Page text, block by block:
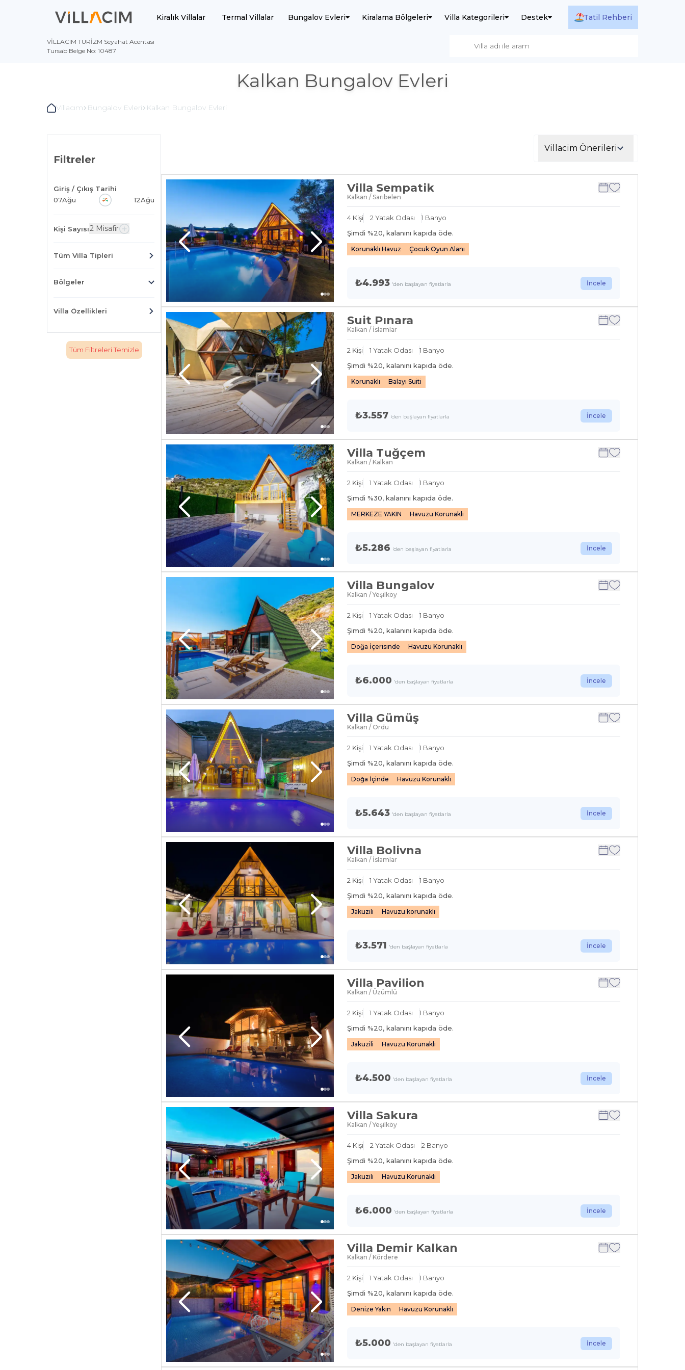
Kiralık Villalar Termal Villalar Bungalov Evleri Kiralama Bölgeleri Villa Kategorileri Destek Tatil Rehberi
VİLLACIM TURİZM Seyahat Acentası
Tursab Belge No: 10487
Kalkan Bungalov Evleri
Villacım Bungalov Evleri Kalkan Bungalov Evleri
Filtreler
Giriş / Çıkış Tarihi
07Ağu 12Ağu
Kişi Sayısı2 Misafir
Tüm Villa Tipleri
Bölgeler
Villa Özellikleri
Tüm Filtreleri Temizle
Villacim Önerileri
Villa Sempatik
Kalkan / Sarıbelen
4 Kişi 2 Yatak Odası 1 Banyo
Şimdi %20, kalanını kapıda öde.
Korunaklı Havuz Çocuk Oyun Alanı
₺4.993 'den başlayan fiyatlarla İncele
Suit Pınara
Kalkan / İslamlar
2 Kişi 1 Yatak Odası 1 Banyo
Şimdi %20, kalanını kapıda öde.
Korunaklı Balayı Suiti
₺3.557 'den başlayan fiyatlarla İncele
Villa Tuğçem
Kalkan / Kalkan
2 Kişi 1 Yatak Odası 1 Banyo
Şimdi %30, kalanını kapıda öde.
MERKEZE YAKIN Havuzu Korunaklı
₺5.286 'den başlayan fiyatlarla İncele
Villa Bungalov
Kalkan / Yeşilköy
2 Kişi 1 Yatak Odası 1 Banyo
Şimdi %20, kalanını kapıda öde.
Doğa İçerisinde Havuzu Korunaklı
₺6.000 'den başlayan fiyatlarla İncele
Villa Gümüş
Kalkan / Ordu
2 Kişi 1 Yatak Odası 1 Banyo
Şimdi %20, kalanını kapıda öde.
Doğa İçinde Havuzu Korunaklı
₺5.643 'den başlayan fiyatlarla İncele
Villa Bolivna
Kalkan / İslamlar
2 Kişi 1 Yatak Odası 1 Banyo
Şimdi %20, kalanını kapıda öde.
Jakuzili Havuzu korunaklı
₺3.571 'den başlayan fiyatlarla İncele
Villa Pavilion
Kalkan / Üzümlü
2 Kişi 1 Yatak Odası 1 Banyo
Şimdi %20, kalanını kapıda öde.
Jakuzili Havuzu Korunaklı
₺4.500 'den başlayan fiyatlarla İncele
Villa Sakura
Kalkan / Yeşilköy
4 Kişi 2 Yatak Odası 2 Banyo
Şimdi %20, kalanını kapıda öde.
Jakuzili Havuzu Korunaklı
₺6.000 'den başlayan fiyatlarla İncele
Villa Demir Kalkan
Kalkan / Kördere
2 Kişi 1 Yatak Odası 1 Banyo
Şimdi %20, kalanını kapıda öde.
Denize Yakın Havuzu Korunaklı
₺5.000 'den başlayan fiyatlarla İncele